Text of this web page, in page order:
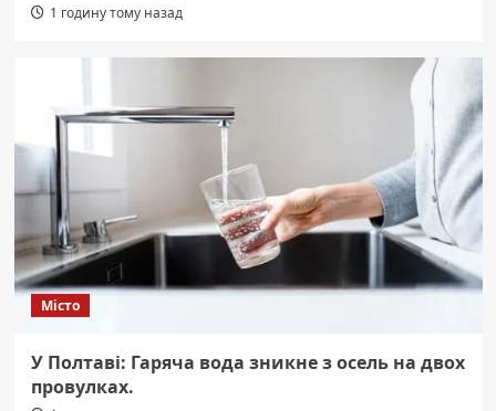
1 годину тому назад
Місто
У Полтаві: Гаряча вода зникне з осель на двох
провулках.